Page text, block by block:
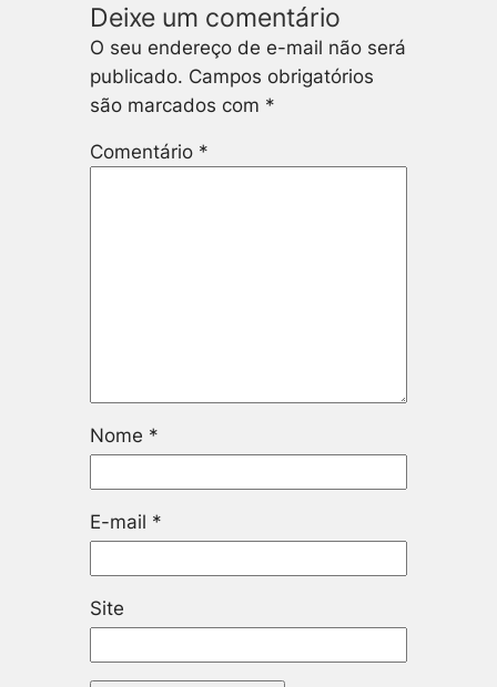
Deixe um comentário
O seu endereço de e-mail não será
publicado. Campos obrigatórios
são marcados com *
Comentário *
Nome *
E-mail *
Site